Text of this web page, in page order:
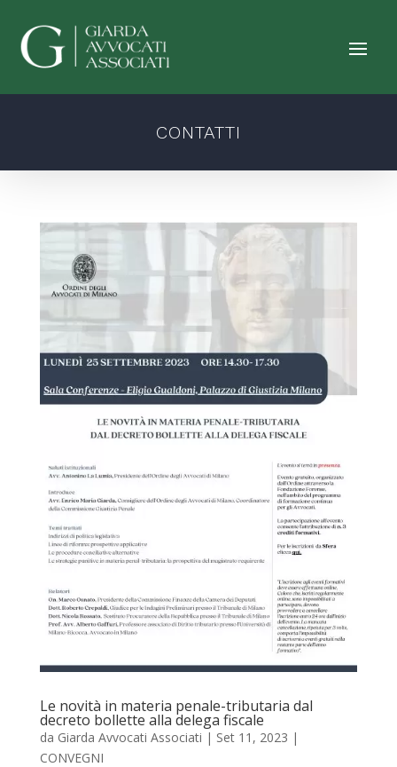
CONTATTI
Le novità in materia penale-tributaria dal
decreto bollette alla delega fiscale
da Giarda Avvocati Associati | Set 11, 2023 |
CONVEGNI